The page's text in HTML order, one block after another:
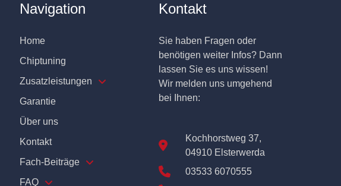
Navigation
Home
Chiptuning
Zusatzleistungen
Garantie
Über uns
Kontakt
Fach-Beiträge
FAQ
Kontakt
Sie haben Fragen oder
benötigen weiter Infos? Dann
lassen Sie es uns wissen!
Wir melden uns umgehend
bei Ihnen:
Kochhorstweg 37,
04910 Elsterwerda
03533 6070555